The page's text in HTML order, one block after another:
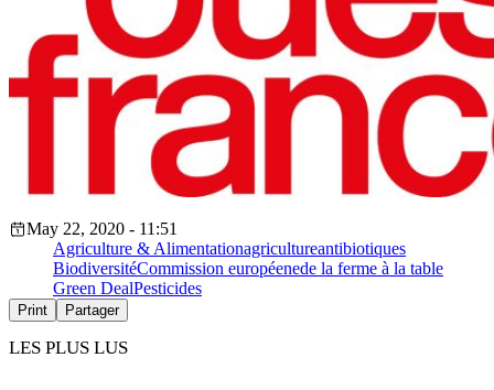
May 22, 2020 - 11:51
Agriculture & Alimentationagricultureantibiotiques
BiodiversitéCommission européenede la ferme à la table
Green DealPesticides
Print Partager
LES PLUS LUS